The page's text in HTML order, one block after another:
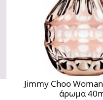
Jimmy Choo Woman
άρωμα